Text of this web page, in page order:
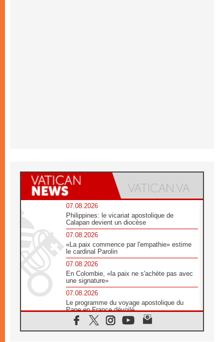
07.08.2026
Philippines: le vicariat apostolique de
Calapan devient un diocèse
07.08.2026
«La paix commence par l'empathie» estime
le cardinal Parolin
07.08.2026
En Colombie, «la paix ne s'achète pas avec
une signature»
07.08.2026
Le programme du voyage apostolique du
Pape en France dévoilé
07.08.2026
1ère Conférence continentale sur l'éducation